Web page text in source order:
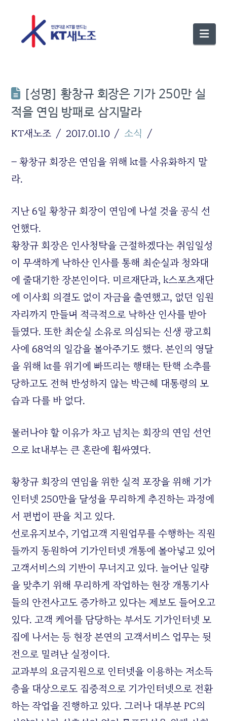
[성명] 황창규 회장은 기가 250만 실
적을 연임 방패로 삼지말라
KT새노조 2017.01.10 소식
– 황창규 회장은 연임을 위해 kt를 사유화하지 말
라.
지난 6일 황창규 회장이 연임에 나설 것을 공식 선
언했다.
황창규 회장은 인사청탁을 근절하겠다는 취임일성
이 무색하게 낙하산 인사를 통해 최순실과 청와대
에 줄대기한 장본인이다. 미르재단과, k스포츠재단
에 이사회 의결도 없이 자금을 출연했고, 없던 임원
자리까지 만들며 적극적으로 낙하산 인사를 받아
들였다. 또한 최순실 소유로 의심되는 신생 광고회
사에 68억의 일감을 몰아주기도 했다. 본인의 영달
을 위해 kt를 위기에 빠뜨리는 행태는 탄핵 소추를
당하고도 전혀 반성하지 않는 박근혜 대통령의 모
습과 다를 바 없다.
물러나야 할 이유가 차고 넘치는 회장의 연임 선언
으로 kt내부는 큰 혼란에 휩싸였다.
황창규 회장의 연임을 위한 실적 포장을 위해 기가
인터넷 250만을 달성을 무리하게 추진하는 과정에
서 편법이 판을 치고 있다.
선로유지보수, 기업고객 지원업무를 수행하는 직원
들까지 동원하여 기가인터넷 개통에 몰아넣고 있어
고객서비스의 기반이 무너지고 있다. 늘어난 일량
을 맞추기 위해 무리하게 작업하는 현장 개통기사
들의 안전사고도 증가하고 있다는 제보도 들어오고
있다. 고객 케어를 담당하는 부서도 기가인터넷 모
집에 나서는 등 현장 본연의 고객서비스 업무는 뒷
전으로 밀려난 실정이다.
교과부의 요금지원으로 인터넷을 이용하는 저소득
층을 대상으로도 집중적으로 기가인터넷으로 전환
하는 작업을 진행하고 있다. 그러나 대부분 PC의